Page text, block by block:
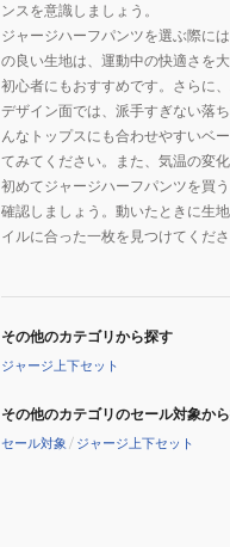
ンスを意識しましょう。
ジャージハーフパンツを選ぶ際に
の良い生地は、運動中の快適さを
初心者にもおすすめです。さらに
デザイン面では、派手すぎない落
んなトップスにも合わせやすいベ
てみてください。また、気温の変
初めてジャージハーフパンツを買
確認しましょう。動いたときに生
イルに合った一枚を見つけてくだ
その他のカテゴリから探す
ジャージ上下セット
その他のカテゴリのセール対象か
セール対象 / ジャージ上下セット